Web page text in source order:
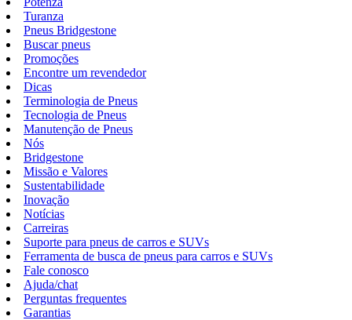
Turanza
Pneus Bridgestone
Buscar pneus
Promoções
Encontre um revendedor
Dicas
Terminologia de Pneus
Tecnologia de Pneus
Manutenção de Pneus
Nós
Bridgestone
Missão e Valores
Sustentabilidade
Inovação
Notícias
Carreiras
Suporte para pneus de carros e SUVs
Ferramenta de busca de pneus para carros e SUVs
Fale conosco
Ajuda/chat
Perguntas frequentes
Garantias